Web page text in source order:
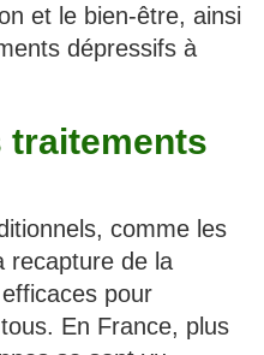
et le bien-être, ainsi
dépressifs à
traitements
comme les
recapture de la
pour
En France, plus